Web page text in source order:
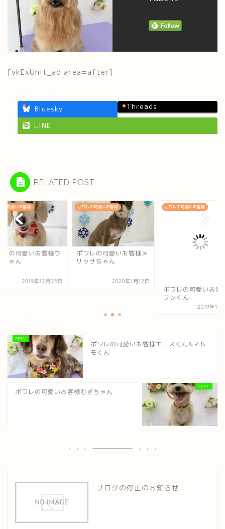
[vkExUnit_ad area=after]
Bluesky
Threads
LINE
RELATED POST
の可愛いお客様
レの可愛いお客様ウ
ちゃん
2019年12月25日
ポワレの可愛いお客様
ポワレの可愛いお客様メ
リッサちゃん
2020年1月12日
ポワレの可愛いお客様
ポワレの可愛いお客
ブンくん
2019年10
ポワレの可愛いお客様エースくん&マル
モくん
ポワレの可愛いお客様むぎちゃん
ブログの停止のお知らせ